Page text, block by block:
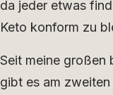
da jeder etwas
Keto konform zu
Seit meine großen
gibt es am